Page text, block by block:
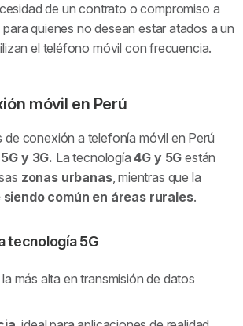
de un contrato o compromiso a
quienes no desean estar atados a un
el teléfono móvil con frecuencia.
móvil en Perú
de conexión a telefonía móvil en Perú
y 3G. La tecnología4G y 5G están
zonas urbanas, mientras que la
siendo común en áreas rurales.
tecnología 5G
la más alta en transmisión de datos